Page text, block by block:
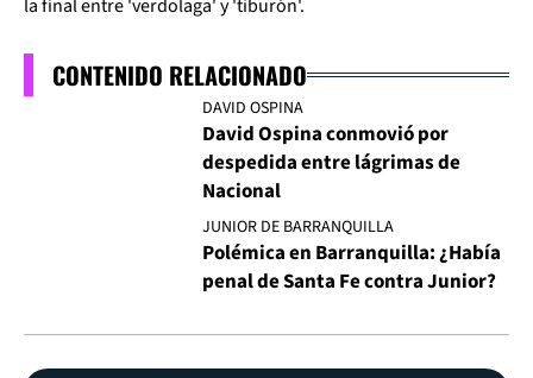
la final entre 'verdolaga' y 'tiburón'.
CONTENIDO RELACIONADO
DAVID OSPINA
David Ospina conmovió por
despedida entre lágrimas de
Nacional
JUNIOR DE BARRANQUILLA
Polémica en Barranquilla: ¿Había
penal de Santa Fe contra Junior?